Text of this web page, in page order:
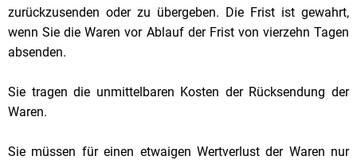
zurückzusenden oder zu übergeben. Die Frist ist gewahrt,
wenn Sie die Waren vor Ablauf der Frist von vierzehn Tagen
absenden.
Sie tragen die unmittelbaren Kosten der Rücksendung der
Waren.
Sie müssen für einen etwaigen Wertverlust der Waren nur